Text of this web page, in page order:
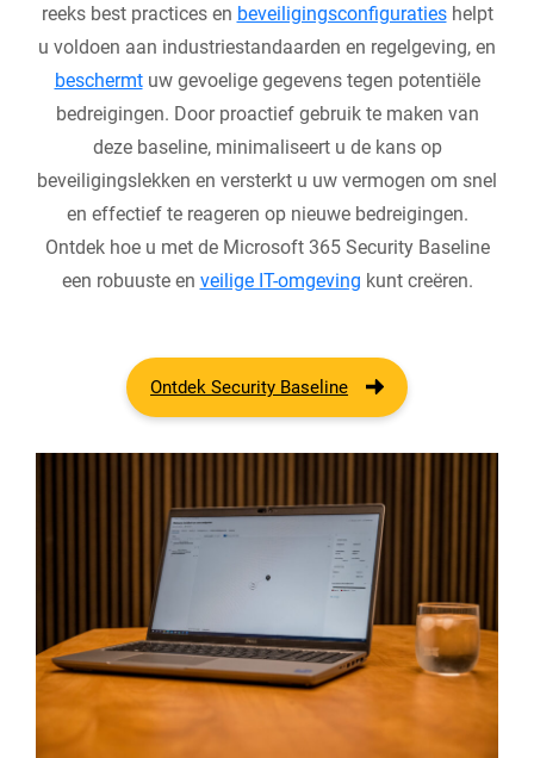
reeks best practices en beveiligingsconfiguratieshelpt
u voldoen aan industriestandaarden en regelgeving, en
beschermtuw gevoelige gegevens tegen potentiële
bedreigingen. Door proactief gebruik te maken van
deze baseline, minimaliseert u de kans op
beveiligingslekken en versterkt u uw vermogen om snel
en effectief te reageren op nieuwe bedreigingen.
Ontdek hoe u met de Microsoft 365 Security Baseline
een robuuste en veilige IT-omgeving kunt creëren.
Ontdek Security Baseline